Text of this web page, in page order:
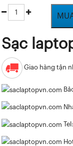
Sạc
Giao hàng tận